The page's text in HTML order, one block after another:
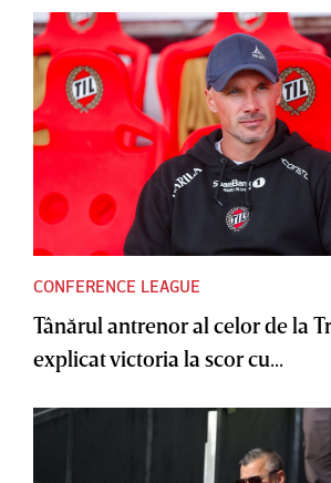
CONFERENCE LEAGUE
Tânărul antrenor al celor de la
explicat victoria la scor cu...